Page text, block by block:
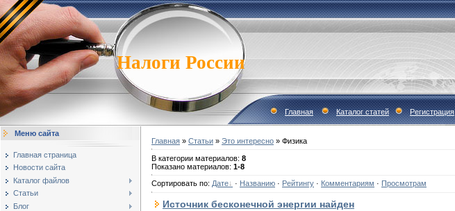
Налоги России
Главная Каталог статей Регистрация
Меню сайта
Главная страница
Новости сайта
Каталог файлов
Статьи
Блог
Главная » Статьи » Это интересно » Физика
В категории материалов: 8
Показано материалов: 1-8
Сортировать по: Дате · Названию · Рейтингу · Комментариям · Просмотрам
Источник бесконечной энергии найден